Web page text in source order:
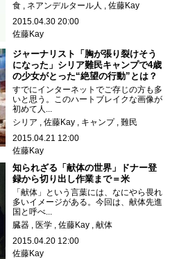
食
ネアンデルタール人
佐藤Kay
2015.04.30 20:00
佐藤Kay
ジャーナリスト「胸が張り裂けそう
になった」シリア難民キャンプで4歳
の少女がとった“絶望の行動”とは？
すでにインターネットでご存じの方も多
いと思う。このハートブレイクな画像が
初めて人...
シリア
佐藤Kay キャンプ
難民
2015.04.21 12:00
佐藤Kay
知られざる「献体の世界」ドナー登
録から切り出し作業まで＝米
「献体」という言葉には、なにやら畏れ
多いイメージがある。今回は、献体先進
国と呼べ...
臓器
医学 佐藤Kay
献体
2015.04.20 12:00
佐藤Kay